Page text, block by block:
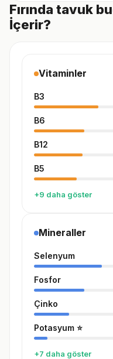
Fırında tavuk
İçerir?
Vitaminler
B3
B6
B12
B5
+9 daha göster
Mineraller
Selenyum
Fosfor
Çinko
Potasyum ⭐
+7 daha göster